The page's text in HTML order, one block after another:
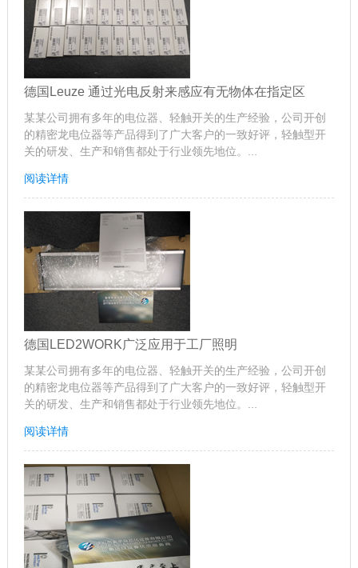
德国Leuze 通过光电反射来感应有无物体在指定区
某某公司拥有多年的电位器、轻触开关的生产经验，公司开创
的精密龙电位器等产品得到了广大客户的一致好评，轻触型开
关的研发、生产和销售都处于行业领先地位。...
阅读详情
德国LED2WORK广泛应用于工厂照明
某某公司拥有多年的电位器、轻触开关的生产经验，公司开创
的精密龙电位器等产品得到了广大客户的一致好评，轻触型开
关的研发、生产和销售都处于行业领先地位。...
阅读详情